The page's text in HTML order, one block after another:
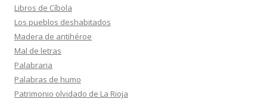
Libros de Cíbola
Los pueblos deshabitados
Madera de antihéroe
Mal de letras
Palabraria
Palabras de humo
Patrimonio olvidado de La Rioja